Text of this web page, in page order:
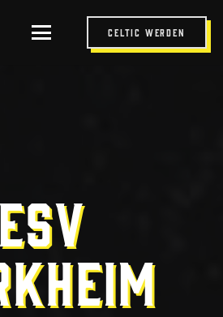
Celtic werden
ESV